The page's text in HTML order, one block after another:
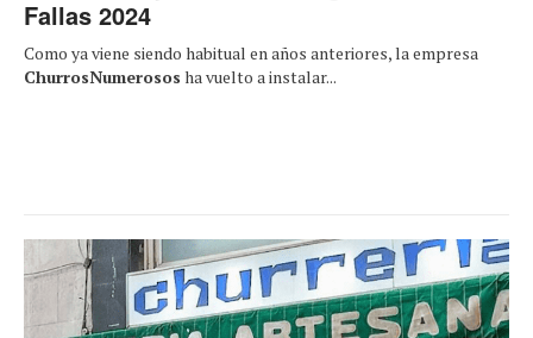
Fallas 2024
Como ya viene siendo habitual en años anteriores, la empresa
ChurrosNumerosos ha vuelto a instalar...